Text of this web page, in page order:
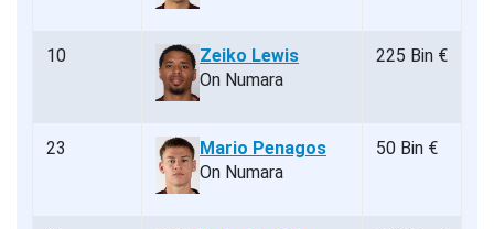
10
Zeiko Lewis
On Numara
225 Bin €
23
Mario Penagos
On Numara
50 Bin €